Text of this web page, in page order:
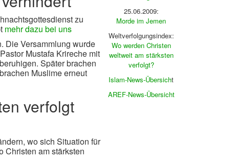
zu
mehr dazu bei uns
Die Versammlung wurde
Mustafa Krireche mit
Später brachen
Muslime erneut
verfolgt
wo sich Situation für
Christen am stärksten
25.06.2009:
Morde im Jemen
Weltverfolgungsindex:
Wo werden Christen
weltweit am stärksten
verfolgt?
Islam-News-Übersicht
AREF-News-Übersicht